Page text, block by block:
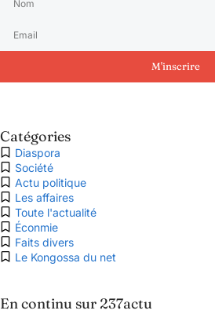
M'inscrire
Catégories
Diaspora
Société
Actu politique
Les affaires
Toute l'actualité
Éconmie
Faits divers
Le Kongossa du net
En continu sur 237actu